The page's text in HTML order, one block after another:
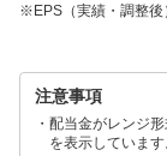
EPS（実績・調整後
注意事項
配当金がレンジ
を表示しています